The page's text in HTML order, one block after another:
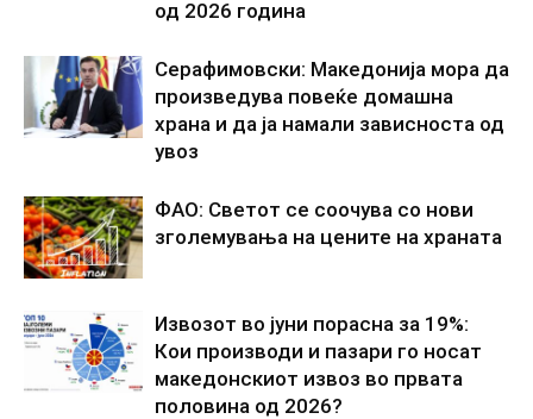
од 2026 година
Серафимовски: Македонија мора да
произведува повеќе домашна
храна и да ја намали зависноста од
увоз
ФАО: Светот се соочува со нови
зголемувања на цените на храната
Извозот во јуни порасна за 19%:
Кои производи и пазари го носат
македонскиот извоз во првата
половина од 2026?